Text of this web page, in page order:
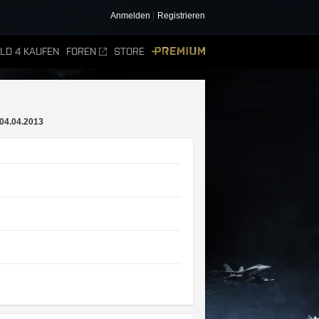
Anmelden Registrieren
4 KAUFEN FOREN STORE
04.04.2013